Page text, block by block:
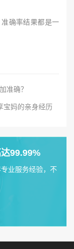
确率结果都是一
准确？
宝妈的亲身经历
99.99%
业服务经验，不